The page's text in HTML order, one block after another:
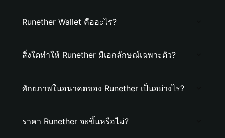
Runether Wallet คืออะไร?
สิ่งใดทำให้ Runether มีเอกลักษณ์เฉพาะตัว?
ศักยภาพในอนาคตของ Runether เป็นอย่างไร?
ราคา Runether จะขึ้นหรือไม่?